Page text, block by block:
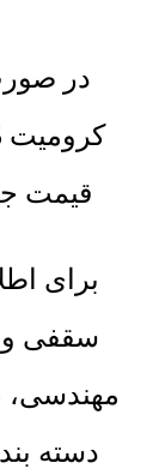
در
قیمت
برای
سقفی
مهندسی،
دسته